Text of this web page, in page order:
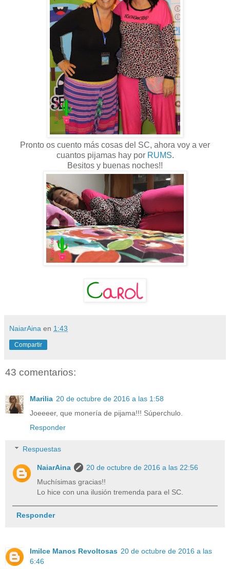
Pronto os cuento más cosas del SC, ahora voy a ver
cuantos pijamas hay por RUMS.
Besitos y buenas noches!!
NaiarAina en 1:43
Compartir
43 comentarios:
Marilia 20 de octubre de 2016 a las 1:58
Joeeeer, que monería de pijama!!! Súperchulo.
Responder
Respuestas
NaiarAina
20 de octubre de 2016 a las 22:56
Muchísimas gracias!!
Lo hice con una ilusión tremenda para el SC.
Responder
Imilce Manos Revoltosas 20 de octubre de 2016 a las
6:46